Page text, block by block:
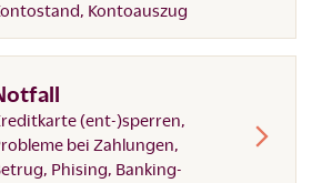
Kontoauszug
(ent-)sperren,
bei Zahlungen,
Phising, Banking-